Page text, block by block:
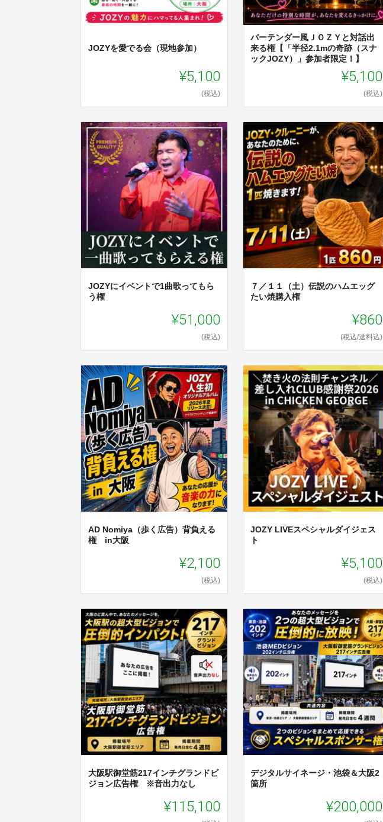
JOZYを愛でる会（現地参加）
¥5,100
(税込)
バーテンダー風ＪＯＺＹと対話出
来る権【「半径2.1mの奇跡（スナ
ックJOZY）」参加者限定！】
¥5,100
(税込)
JOZYにイベントで1曲歌ってもら
う権
¥51,000
(税込)
７／１１（土）伝説のハムエッグ
たい焼購入権
¥860
(税込/送料込)
AD Nomiya（歩く広告）背負える
権 in大阪
¥2,100
(税込)
JOZY LIVEスペシャルダイジェス
ト
¥5,100
(税込)
大阪駅御堂筋217インチグランドビ
ジョン広告権 ※音出力なし
¥115,100
デジタルサイネージ・池袋＆大阪2
箇所
¥200,000